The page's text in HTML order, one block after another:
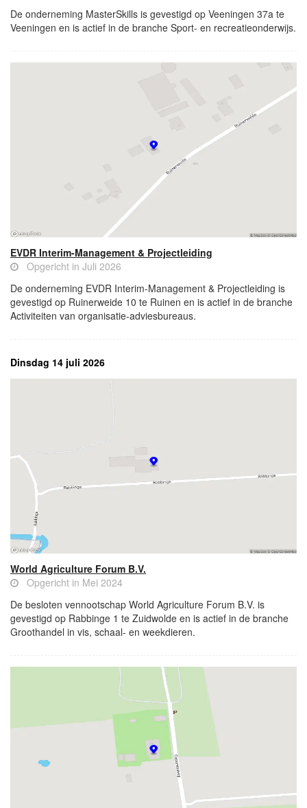
De onderneming MasterSkills is gevestigd op Veeningen 37a te
Veeningen en is actief in de branche Sport- en recreatieonderwijs.
EVDR Interim-Management & Projectleiding
Opgericht in Juli 2026
De onderneming EVDR Interim-Management & Projectleiding is
gevestigd op Ruinerweide 10 te Ruinen en is actief in de branche
Activiteiten van organisatie-adviesbureaus.
Dinsdag 14 juli 2026
World Agriculture Forum B.V.
Opgericht in Mei 2024
De besloten vennootschap World Agriculture Forum B.V. is
gevestigd op Rabbinge 1 te Zuidwolde en is actief in de branche
Groothandel in vis, schaal- en weekdieren.